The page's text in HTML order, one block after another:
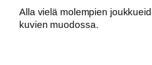
Alla vielä molempien
kuvien muodossa.